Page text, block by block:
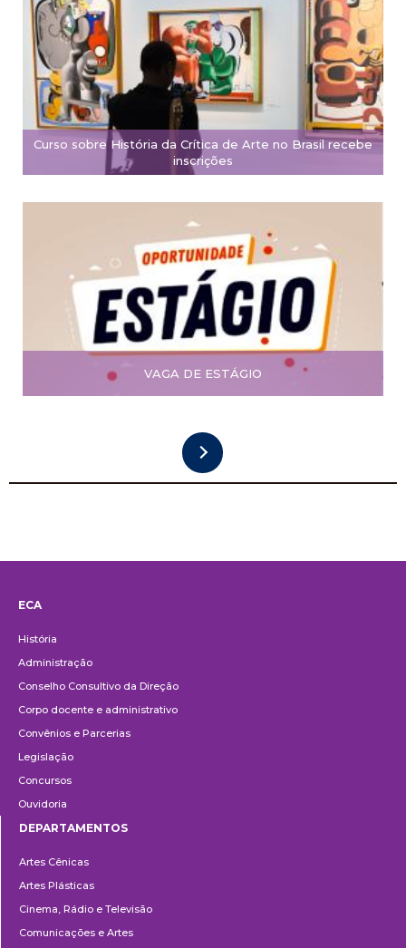
Curso sobre História da Crítica de Arte no Brasil recebe
inscrições
VAGA DE ESTÁGIO
ECA
História
Administração
Conselho Consultivo da Direção
Corpo docente e administrativo
Convênios e Parcerias
Legislação
Concursos
Ouvidoria
DEPARTAMENTOS
Artes Cênicas
Artes Plásticas
Cinema, Rádio e Televisão
Comunicações e Artes